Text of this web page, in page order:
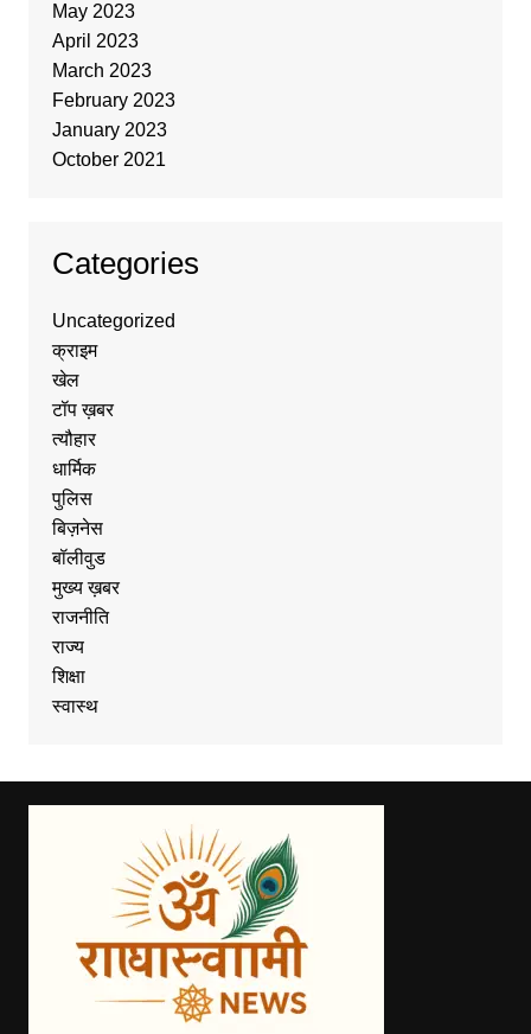
May 2023
April 2023
March 2023
February 2023
January 2023
October 2021
Categories
Uncategorized
क्राइम
खेल
टॉप ख़बर
त्यौहार
धार्मिक
पुलिस
बिज़नेस
बॉलीवुड
मुख्य ख़बर
राजनीति
राज्य
शिक्षा
स्वास्थ